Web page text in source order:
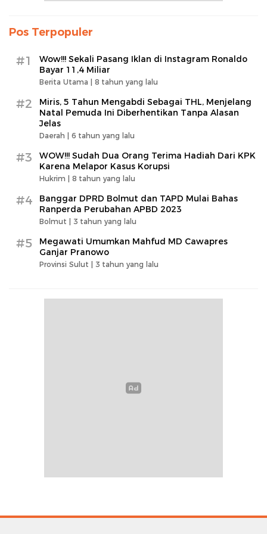
Pos Terpopuler
#1
Wow!!! Sekali Pasang Iklan di Instagram Ronaldo
Bayar 11,4 Miliar
Berita Utama | 8 tahun yang lalu
#2
Miris, 5 Tahun Mengabdi Sebagai THL, Menjelang
Natal Pemuda Ini Diberhentikan Tanpa Alasan
Jelas
Daerah | 6 tahun yang lalu
#3
WOW!!! Sudah Dua Orang Terima Hadiah Dari KPK
Karena Melapor Kasus Korupsi
Hukrim | 8 tahun yang lalu
#4
Banggar DPRD Bolmut dan TAPD Mulai Bahas
Ranperda Perubahan APBD 2023
Bolmut | 3 tahun yang lalu
#5
Megawati Umumkan Mahfud MD Cawapres
Ganjar Pranowo
Provinsi Sulut | 3 tahun yang lalu